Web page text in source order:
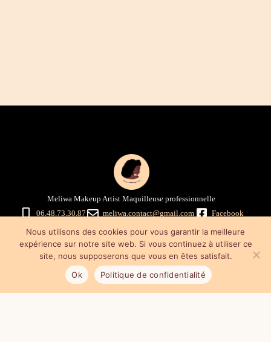
Meliwa Makeup Artist Maquilleuse professionnelle
06.48.73.30.87
meliwa.contact@gmail.com
Facebook
Politique de confidentialité –
Conditions générales
de vente
Mes astuces maquillage & promo
Nous utilisons des cookies pour vous garantir la meilleure
expérience sur notre site web. Si vous continuez à utiliser ce
site, nous supposerons que vous en êtes satisfait.
Ok
Politique de confidentialité